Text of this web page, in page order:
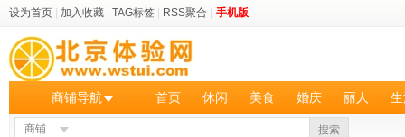
设为首页 加入收藏 TAG标签 RSS聚合 手机版
商铺导航 首页 休闲 美食 婚庆 丽人
商铺 搜索